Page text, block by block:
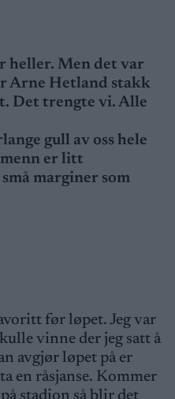
heller. Men det var
Arne Hetland stakk
Det trengte vi. Alle
gull av oss hele
er litt
marginer som
før løpet. Jeg var
vinne der jeg satt å
avgjør løpet på er
en råsjanse. Kommer
stadion så blir det